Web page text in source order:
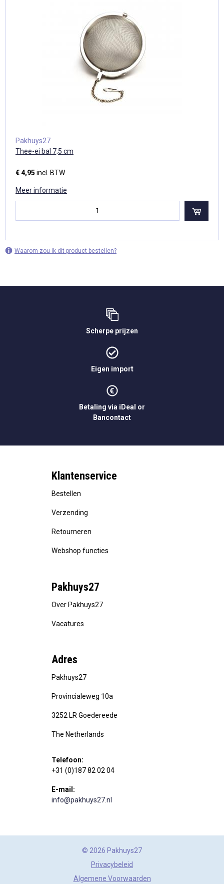
Pakhuys27
Thee-ei bal 7,5 cm
€ 4,95 incl. BTW
Meer informatie
Waarom zou ik dit product bestellen?
Scherpe prijzen
Eigen import
Betaling via iDeal or
Bancontact
Klantenservice
Bestellen
Verzending
Retourneren
Webshop functies
Pakhuys27
Over Pakhuys27
Vacatures
Adres
Pakhuys27
Provincialeweg 10a
3252 LR Goedereede
The Netherlands
Telefoon:
+31 (0)187 82 02 04
E-mail:
info@pakhuys27.nl
© 2026 Pakhuys27
Privacybeleid
Algemene Voorwaarden